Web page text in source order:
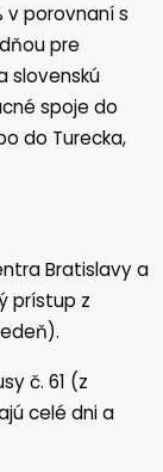
v porovnaní s
pre
slovenskú
spoje do
do Turecka,
Bratislavy a
prístup z
č. 61 (z
celé dni a